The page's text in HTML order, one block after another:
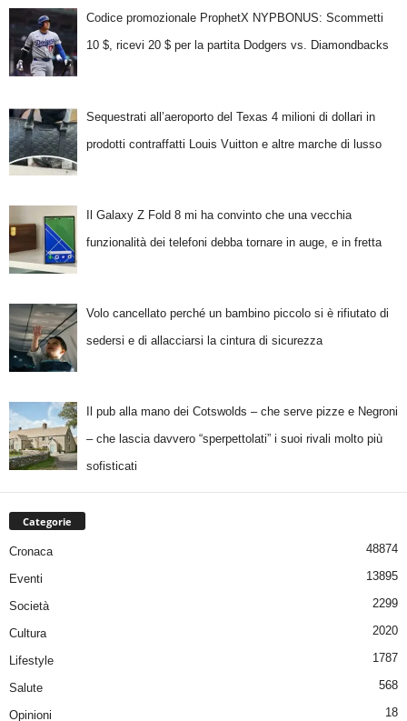
Codice promozionale ProphetX NYPBONUS: Scommetti
10 $, ricevi 20 $ per la partita Dodgers vs. Diamondbacks
Sequestrati all’aeroporto del Texas 4 milioni di dollari in
prodotti contraffatti Louis Vuitton e altre marche di lusso
Il Galaxy Z Fold 8 mi ha convinto che una vecchia
funzionalità dei telefoni debba tornare in auge, e in fretta
Volo cancellato perché un bambino piccolo si è rifiutato di
sedersi e di allacciarsi la cintura di sicurezza
Il pub alla mano dei Cotswolds – che serve pizze e Negroni
– che lascia davvero “sperpettolati” i suoi rivali molto più
sofisticati
Categorie
Cronaca 48874
Eventi 13895
Società 2299
Cultura 2020
Lifestyle 1787
Salute 568
Opinioni 18